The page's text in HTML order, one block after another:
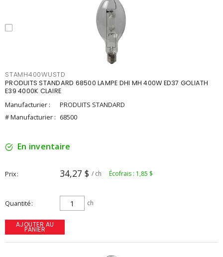
STAMH400WUSTD
PRODUITS STANDARD 68500 LAMPE DHI MH 400W ED37 GOLIATH
E39 4000K CLAIRE
Manufacturier :
PRODUITS STANDARD
# Manufacturier : 68500
En inventaire
Prix 34,27 $ / ch Écofrais : 1,85 $
Quantité ch
AJOUTER AU
PANIER